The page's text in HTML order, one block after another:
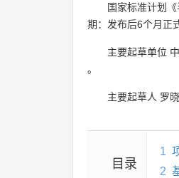
国家标准计划
期：发布后6个月正
主要起草单位
。
主要起草人 罗
目录
1
2